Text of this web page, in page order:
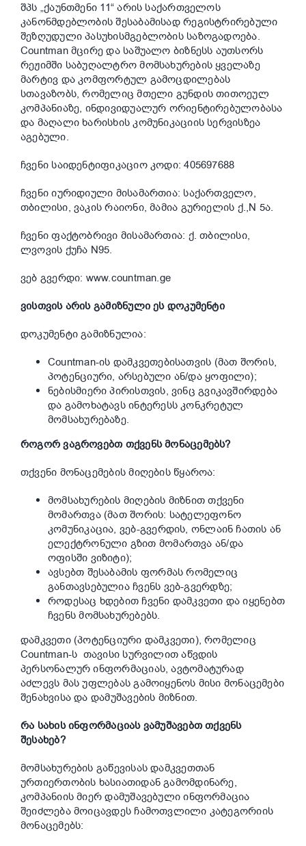
შპს „ქაუნთმენი 11“ არის საქართველოს
კანონმდებლობის შესაბამისად რეგისტრირებული
შეზღუდული პასუხისმგებლობის საზოგადოება.
Countman მცირე და საშუალო ბიზნესს აუთსორს
რეჟიმში საბუღალტრო მომსახურების ყველაზე
მარტივ და კომფორტულ გამოცდილებას
სთავაზობს, რომელიც მთელი გუნდის თითოეულ
კომპანიაზე, ინდივიდუალურ ორიენტირებულობასა
და მაღალი ხარისხის კომუნიკაციის სერვისზეა
აგებული.
ჩვენი საიდენტიფიკაციო კოდი: 405697688
ჩვენი იურიდიული მისამართია: საქართველო,
თბილისი, ვაკის რაიონი, მამია გურიელის ქ.,N 5ა.
ჩვენი ფაქტობრივი მისამართია: ქ. თბილისი,
ლვოვის ქუჩა N95.
ვებ გვერდი: www.countman.ge
ვისთვის არის გამიზნული ეს დოკუმენტი
დოკუმენტი გამიზნულია:
Countman-ის დამკვეთებისათვის (მათ შორის,
პოტენციური, არსებული ან/და ყოფილი);
ნებისმიერი პირისთვის, ვინც გვიკავშირდება
და გამოხატავს ინტერესს კონკრეტულ
მომსახურებაზე.
როგორ ვაგროვებთ თქვენს მონაცემებს?
თქვენი მონაცემების მიღების წყაროა:
მომსახურების მიღების მიზნით თქვენი
მომართვა (მათ შორის: სატელეფონო
კომუნიკაცია, ვებ-გვერდის, ონლაინ ჩათის ან
ელექტრონული გზით მომართვა ან/და
ოფისში ვიზიტი);
ავსებთ შესაბამის ფორმას რომელიც
განთავსებულია ჩვენს ვებ-გვერდზე;
როდესაც ხდებით ჩვენი დამკვეთი და იყენებთ
ჩვენს მომსახურებებს.
დამკვეთი (პოტენციური დამკვეთი), რომელიც
Countman-ს თავისი სურვილით აწვდის
პერსონალურ ინფორმაციას, ავტომატურად
აძლევს მას უფლებას გამოიყენოს მისი მონაცემები
შენახვისა და დამუშავების მიზნით.
რა სახის ინფორმაციას ვამუშავებთ თქვენს
შესახებ?
მომსახურების გაწევისას დამკვეთთან
ურთიერთობის ხასიათიდან გამომდინარე,
კომპანიის მიერ დამუშავებული ინფორმაცია
შეიძლება მოიცავდეს ჩამოთვლილი კატეგორიის
მონაცემებს: